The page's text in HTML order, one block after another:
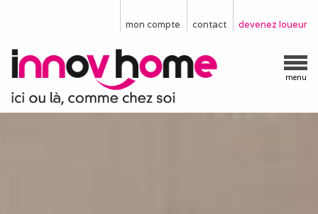
devenez loueur
contact
mon compte
menu